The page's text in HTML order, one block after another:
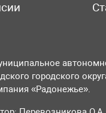
городского
«Радонежье».